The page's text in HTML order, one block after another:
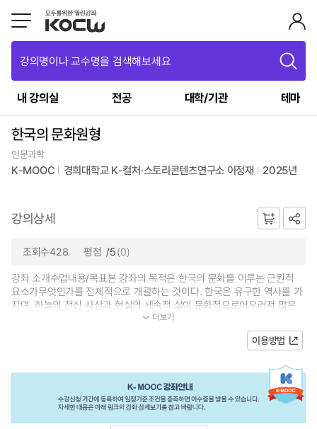
강의명이나 교수명을 검색해보세요
내 강의실 전공 대학/기관 테마
한국의 문화원형
인문과학
K-MOOC 경희대학교 K-컬처·스토리콘텐츠연구소 이정재 2025년
강의상세
조회수428 평점 /5(0)
강좌 소개수업내용/목표본 강좌의 목적은 한국의 문화를 이루는 근원적
요소가무엇인가를 전체적으로 개괄하는 것이다. 한국은 유구한 역사를 가
지며, 하늘의 천신 사상과 현실의 세속적 삶이 문화적으로어우러져 많은
문화적 원형을 남겨 놓고 있다. 본 강...더보기
이용방법